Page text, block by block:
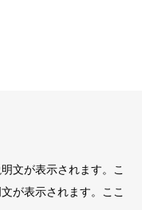
文が表示されます。こ
が表示されます。ここ